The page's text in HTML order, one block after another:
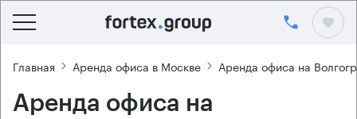
Главная Аренда офиса в Москве Аренда офиса на
Аренда офиса на